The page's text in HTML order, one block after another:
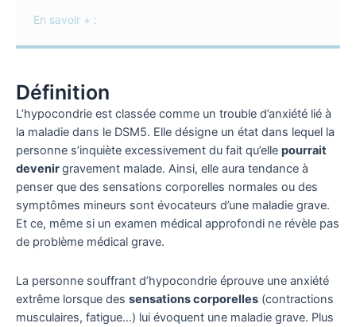
En savoir + :
Définition
L’hypocondrie est classée comme un trouble d’anxiété lié à
la maladie dans le DSM5. Elle désigne un état dans lequel la
personne s’inquiète excessivement du fait qu’elle pourrait
devenirgravement malade. Ainsi, elle aura tendance à
penser que des sensations corporelles normales ou des
symptômes mineurs sont évocateurs d’une maladie grave.
Et ce, même si un examen médical approfondi ne révèle pas
de problème médical grave.
La personne souffrant d’hypocondrie éprouve une anxiété
extrême lorsque des sensations corporelles (contractions
musculaires, fatigue…) lui évoquent une maladie grave. Plus